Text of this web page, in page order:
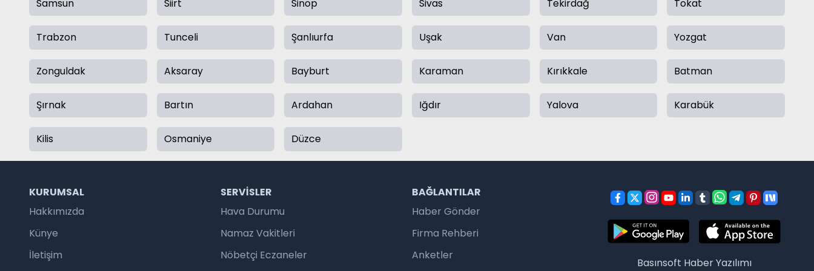
Samsun Siirt Sinop Sivas Tekirdağ Tokat
Trabzon Tunceli Şanlıurfa Uşak Van Yozgat
Zonguldak Aksaray Bayburt Karaman Kırıkkale Batman
Şırnak Bartın Ardahan Iğdır Yalova Karabük
Kilis Osmaniye Düzce
KURUMSAL
Hakkımızda
Künye
İletişim
SERVISLER
Hava Durumu
Namaz Vakitleri
Nöbetçi Eczaneler
BAĞLANTILAR
Haber Gönder
Firma Rehberi
Anketler
Basınsoft Haber Yazılımı